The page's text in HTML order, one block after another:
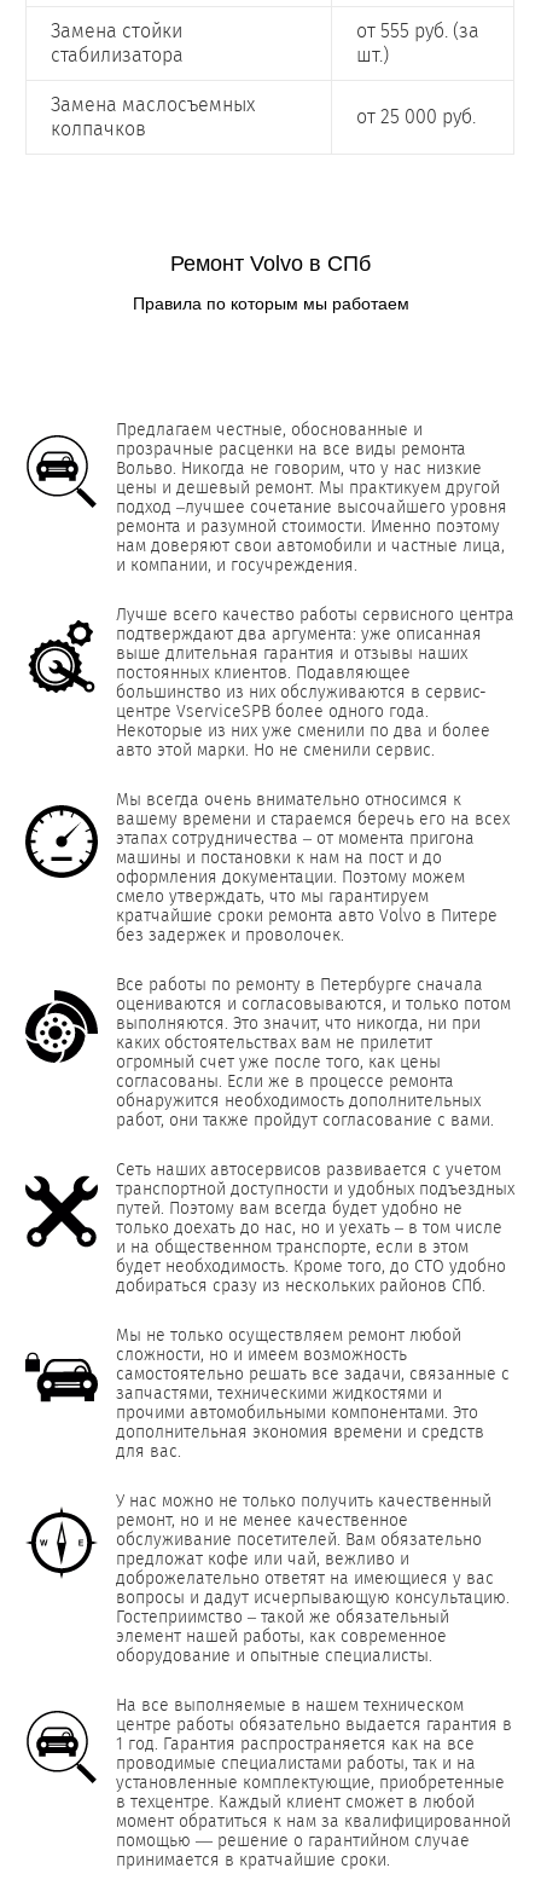
Замена стойки
стабилизатора
от 555 руб. (за
шт.)
Замена маслосъемных
колпачков
от 25 000 руб.
Ремонт Volvo в СПб
Правила по которым мы работаем
Предлагаем честные, обоснованные и
прозрачные расценки на все виды ремонта
Вольво. Никогда не говорим, что у нас низкие
цены и дешевый ремонт. Мы практикуем другой
подход –лучшее сочетание высочайшего уровня
ремонта и разумной стоимости. Именно поэтому
нам доверяют свои автомобили и частные лица,
и компании, и госучреждения.
Лучше всего качество работы сервисного центра
подтверждают два аргумента: уже описанная
выше длительная гарантия и отзывы наших
постоянных клиентов. Подавляющее
большинство из них обслуживаются в сервис-
центре VserviceSPB более одного года.
Некоторые из них уже сменили по два и более
авто этой марки. Но не сменили сервис.
Мы всегда очень внимательно относимся к
вашему времени и стараемся беречь его на всех
этапах сотрудничества – от момента пригона
машины и постановки к нам на пост и до
оформления документации. Поэтому можем
смело утверждать, что мы гарантируем
кратчайшие сроки ремонта авто Volvo в Питере
без задержек и проволочек.
Все работы по ремонту в Петербурге сначала
оцениваются и согласовываются, и только потом
выполняются. Это значит, что никогда, ни при
каких обстоятельствах вам не прилетит
огромный счет уже после того, как цены
согласованы. Если же в процессе ремонта
обнаружится необходимость дополнительных
работ, они также пройдут согласование с вами.
Сеть наших автосервисов развивается с учетом
транспортной доступности и удобных подъездных
путей. Поэтому вам всегда будет удобно не
только доехать до нас, но и уехать – в том числе
и на общественном транспорте, если в этом
будет необходимость. Кроме того, до СТО удобно
добираться сразу из нескольких районов СПб.
Мы не только осуществляем ремонт любой
сложности, но и имеем возможность
самостоятельно решать все задачи, связанные с
запчастями, техническими жидкостями и
прочими автомобильными компонентами. Это
дополнительная экономия времени и средств
для вас.
У нас можно не только получить качественный
ремонт, но и не менее качественное
обслуживание посетителей. Вам обязательно
предложат кофе или чай, вежливо и
доброжелательно ответят на имеющиеся у вас
вопросы и дадут исчерпывающую консультацию.
Гостеприимство – такой же обязательный
элемент нашей работы, как современное
оборудование и опытные специалисты.
На все выполняемые в нашем техническом
центре работы обязательно выдается гарантия в
1 год. Гарантия распространяется как на все
проводимые специалистами работы, так и на
установленные комплектующие, приобретенные
в техцентре. Каждый клиент сможет в любой
момент обратиться к нам за квалифицированной
помощью — решение о гарантийном случае
принимается в кратчайшие сроки.